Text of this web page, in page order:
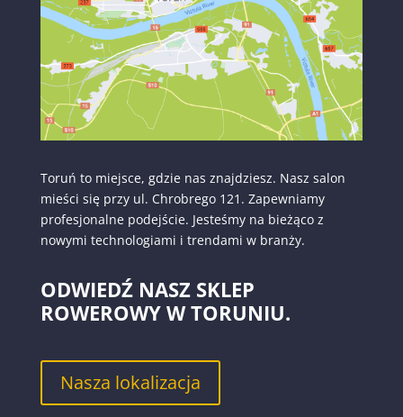
Toruń to miejsce, gdzie nas znajdziesz. Nasz salon
mieści się przy ul. Chrobrego 121. Zapewniamy
profesjonalne podejście. Jesteśmy na bieżąco z
nowymi technologiami i trendami w branży.
ODWIEDŹ NASZ SKLEP
ROWEROWY W TORUNIU.
Nasza lokalizacja